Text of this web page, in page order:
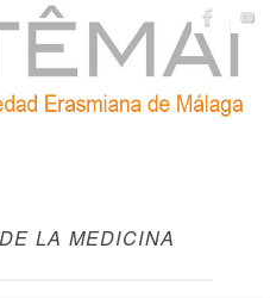
LA MEDICINA